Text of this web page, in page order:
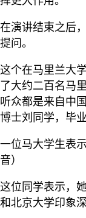
在演讲结束之后
提问。
这个在马里兰大
了大约二百名马
听众都是来自中
博士刘同学，毕
一位马大学生表
音）
这位同学表示，
和北京大学印象深